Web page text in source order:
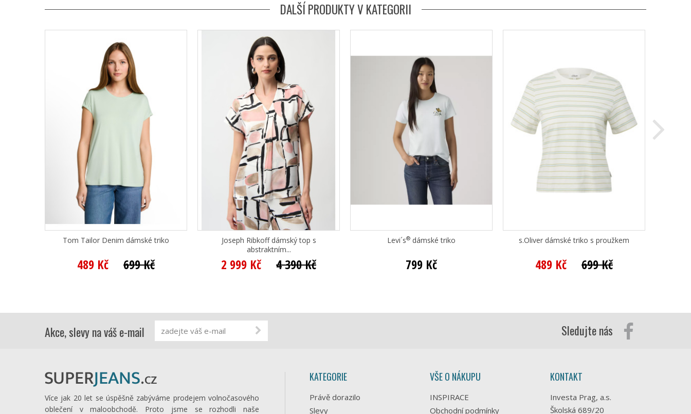
DALŠÍ PRODUKTY V KATEGORII
Tom Tailor Denim dámské triko
489 Kč 699 Kč
Joseph Ribkoff dámský top s
abstraktním...
2 999 Kč 4 390 Kč
Levi´s® dámské triko
799 Kč
s.Oliver dámské triko s proužkem
489 Kč 699 Kč
Akce, slevy na váš e-mail Sledujte nás
Více jak 20 let se úspěšně zabýváme prodejem volnočasového
oblečení v maloobchodě. Proto jsme se rozhodli naše
KATEGORIE
Právě dorazilo
Slevy
VŠE O NÁKUPU
INSPIRACE
Obchodní podmínky
KONTAKT
Investa Prag, a.s.
Školská 689/20